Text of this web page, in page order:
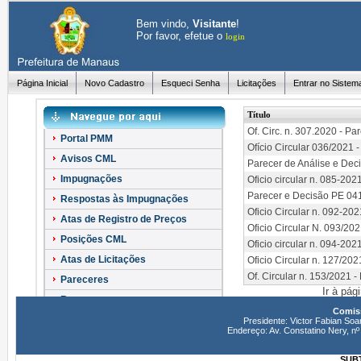
Bem vindo, Visitante!
Por favor, efetue o login
Página Inicial Novo Cadastro Esqueci Senha Licitações Entrar no
Portal PMM
Avisos CML
Impugnações
Respostas às Impugnações
Atas de Registro de Preços
Posições CML
Atas de Licitações
Pareceres
Recursos
Título
Of. Circ. n. 307.2020 -
Ofício Circular 036/2021
Parecer de Análise e
Oficio circular n. 085-
Parecer e Decisão PE
Oficio Circular n. 092-
Oficio Circular N. 093/
Oficio circular n. 094-
Oficio Circular n. 127/
Of. Circular n. 153/2021 -
Ir à
Presidente: Victor Fabian
Endereço: Av. Constatino Nery,